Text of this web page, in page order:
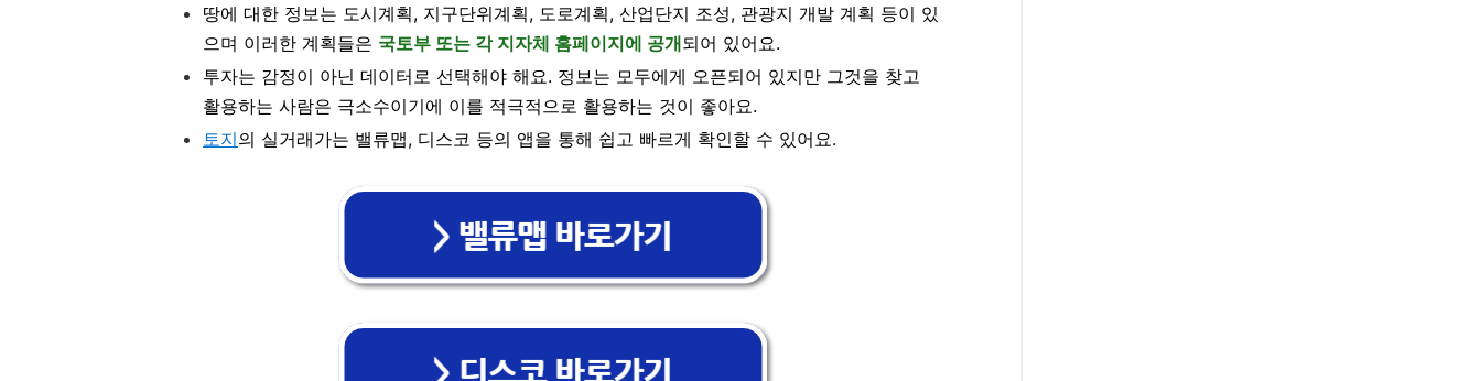
땅에 대한 정보는 도시계획, 지구단위계획, 도로계획, 산업단지 조성, 관광지 개발 계획 등이 있
으며 이러한 계획들은 국토부 또는 각 지자체 홈페이지에 공개되어 있어요.
투자는 감정이 아닌 데이터로 선택해야 해요. 정보는 모두에게 오픈되어 있지만 그것을 찾고
활용하는 사람은 극소수이기에 이를 적극적으로 활용하는 것이 좋아요.
토지의 실거래가는 밸류맵, 디스코 등의 앱을 통해 쉽고 빠르게 확인할 수 있어요.